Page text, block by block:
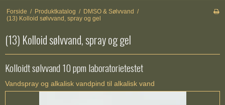
Forside / Produktkatalog / DMSO & Sølvvand /
(13) Kolloid sølvvand, spray og gel
(13) Kolloid sølvvand, spray og gel
Kolloidt sølvvand 10 ppm laboratorietestet
Vandspray og alkalisk vandpind til alkalisk vand